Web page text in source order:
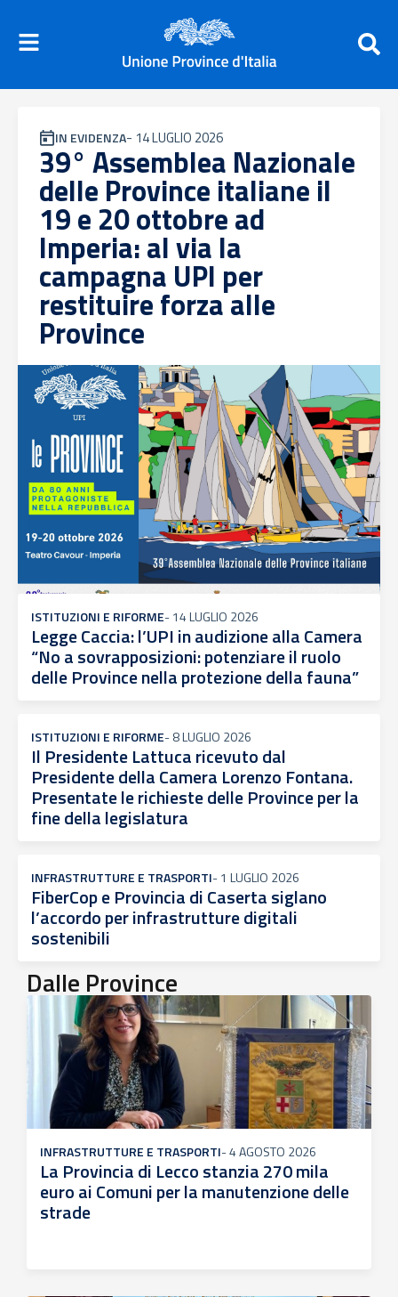
IN EVIDENZA- 14 LUGLIO 2026
39° Assemblea Nazionale
delle Province italiane il
19 e 20 ottobre ad
Imperia: al via la
campagna UPI per
restituire forza alle
Province
ISTITUZIONI E RIFORME-14 LUGLIO 2026
Legge Caccia: l’UPI in audizione alla Camera
“No a sovrapposizioni: potenziare il ruolo
delle Province nella protezione della fauna”
ISTITUZIONI E RIFORME-8 LUGLIO 2026
Il Presidente Lattuca ricevuto dal
Presidente della Camera Lorenzo Fontana.
Presentate le richieste delle Province per la
fine della legislatura
INFRASTRUTTURE E TRASPORTI-1 LUGLIO 2026
FiberCop e Provincia di Caserta siglano
l’accordo per infrastrutture digitali
sostenibili
Dalle Province
INFRASTRUTTURE E TRASPORTI-4 AGOSTO 2026
La Provincia di Lecco stanzia 270 mila
euro ai Comuni per la manutenzione delle
strade